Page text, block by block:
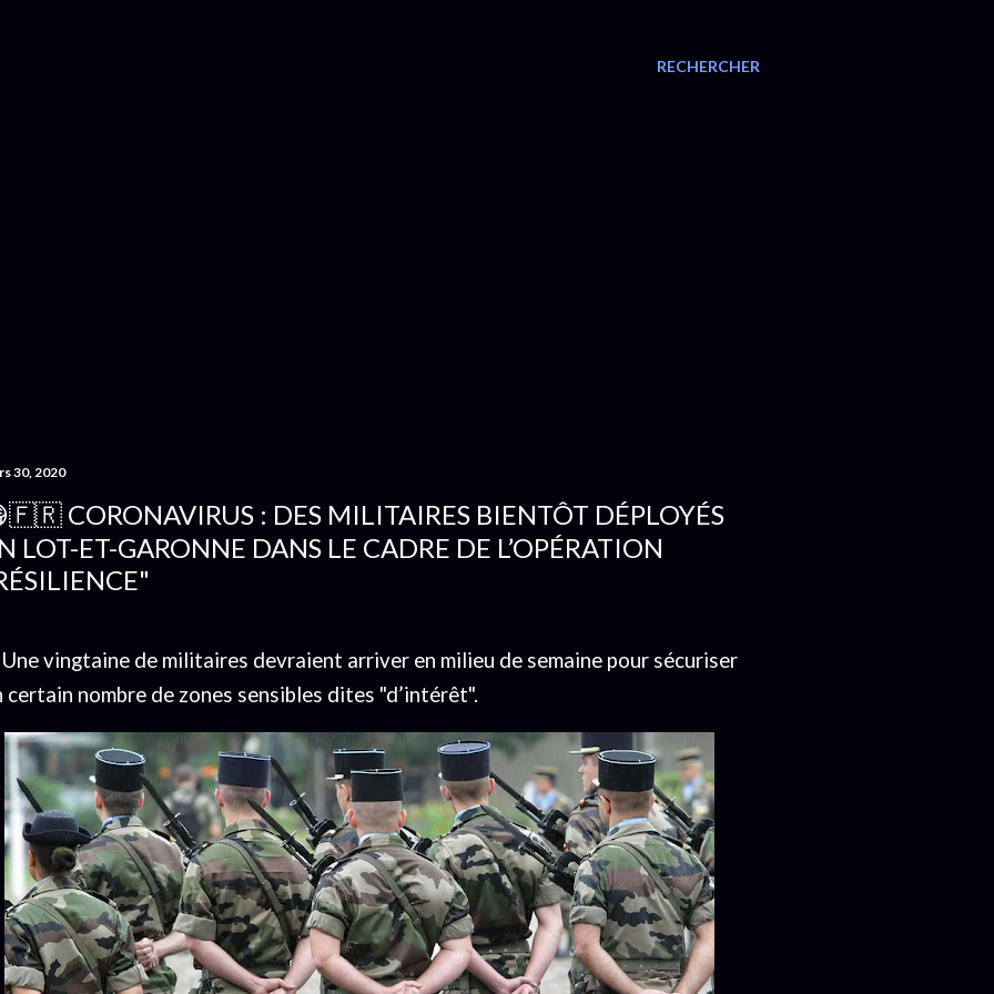
RECHERCHER
30, 2020
CORONAVIRUS : DES MILITAIRES BIENTÔT DÉPLOYÉS
LOT-ET-GARONNE DANS LE CADRE DE L’OPÉRATION
Une vingtaine de militaires devraient arriver en milieu de semaine pour sécuriser
certain nombre de zones sensibles dites "d’intérêt".